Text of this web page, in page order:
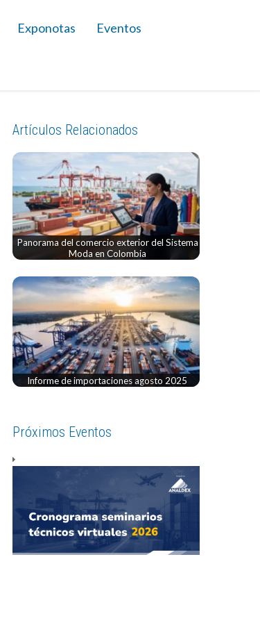
Exponotas Eventos
Artículos Relacionados
Panorama del comercio exterior del Sistema
Moda en Colombia
Informe de importaciones agosto 2025
Próximos Eventos